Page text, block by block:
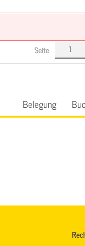
Seite
Belegung